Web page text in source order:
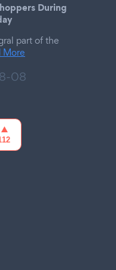
During
part of the
More
08